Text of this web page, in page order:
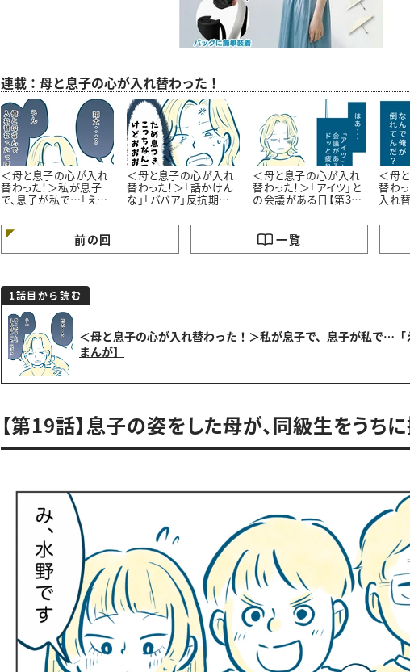
連載：母と息子の心が入れ替わった！
＜母と息子の心が入れ
替わった！＞私が息子
で、息子が私で…「ええ
が】
＜母と息子の心が入れ
替わった！＞「話かけん
な」「ババア」反抗期
まんが】
＜母と息子の心が入れ
替わった！＞「アイツ」と
の会議がある日【第3話
＜母
替わ
入れ
前の回 一覧
1話目から読む
＜母と息子の心が入れ替わった！＞私が息子で、息子が私で…
まんが】
【第19話】息子の姿をした母が、同級生をうち